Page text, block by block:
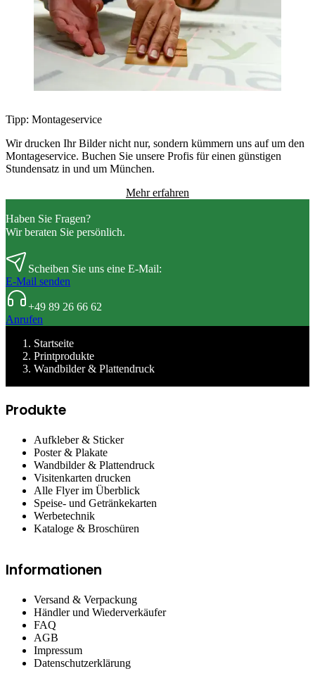
Tipp: Montageservice
Wir drucken Ihr Bilder nicht nur, sondern kümmern uns auf um den
Montageservice. Buchen Sie unsere Profis für einen günstigen
Stundensatz in und um München.
Mehr erfahren
Haben Sie Fragen?
Wir beraten Sie persönlich.
Scheiben Sie uns eine E-Mail:
E-Mail senden
+49 89 26 66 62
Anrufen
Startseite
Printprodukte
Wandbilder & Plattendruck
Produkte
Aufkleber & Sticker
Poster & Plakate
Wandbilder & Plattendruck
Visitenkarten drucken
Alle Flyer im Überblick
Speise- und Getränkekarten
Werbetechnik
Kataloge & Broschüren
Informationen
Versand & Verpackung
Händler und Wiederverkäufer
FAQ
AGB
Impressum
Datenschutzerklärung